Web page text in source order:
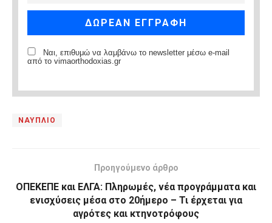
Ναι, επιθυμώ να λαμβάνω το newsletter μέσω e-mail
από το vimaorthodoxias.gr
ΝΑΥΠΛΙΟ
Προηγούμενο άρθρο
ΟΠΕΚΕΠΕ και ΕΛΓΑ: Πληρωμές, νέα προγράμματα και
ενισχύσεις μέσα στο 20ήμερο – Τι έρχεται για
αγρότες και κτηνοτρόφους